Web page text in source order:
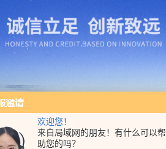
欢迎您！
来自局域网的朋友！有什么可以帮
助您的吗？